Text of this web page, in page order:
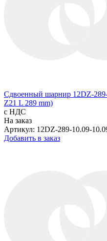
Сдвоенный шарнир 12DZ-
Z21 L 289 mm)
с НДС
На заказ
Артикул: 12DZ-289-10.09-
Добавить в заказ